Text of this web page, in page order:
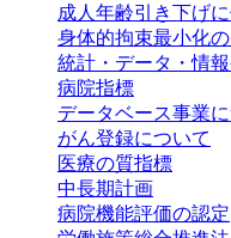
成人年齢引き下げ
身体的拘束最小化
統計・データ・情
病院指標
データベース事業
がん登録について
医療の質指標
中長期計画
病院機能評価の認定